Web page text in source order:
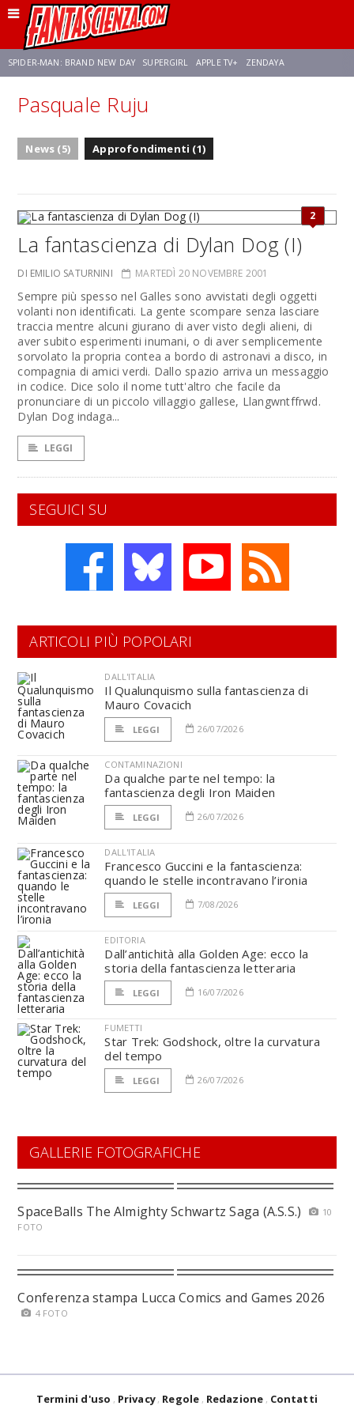
SPIDER-MAN: BRAND NEW DAY SUPERGIRL APPLE TV+ ZENDAYA
FRANCO RICCIARDIELLO AVENGERS: DOOMSDAY
Pasquale Ruju
News (5) Approfondimenti (1)
2
La fantascienza di Dylan Dog (I)
DI EMILIO SATURNINI MARTEDÌ 20 NOVEMBRE 2001
Sempre più spesso nel Galles sono avvistati degli oggetti
volanti non identificati. La gente scompare senza lasciare
traccia mentre alcuni giurano di aver visto degli alieni, di
aver subito esperimenti inumani, o di aver semplicemente
sorvolato la propria contea a bordo di astronavi a disco, in
compagnia di amici verdi. Dallo spazio arriva un messaggio
in codice. Dice solo il nome tutt'altro che facile da
pronunciare di un piccolo villaggio gallese, Llangwntffrwd.
Dylan Dog indaga...
LEGGI
SEGUICI SU
ARTICOLI PIÙ POPOLARI
DALL'ITALIA
Il Qualunquismo sulla fantascienza di
Mauro Covacich
LEGGI 26/07/2026
CONTAMINAZIONI
Da qualche parte nel tempo: la
fantascienza degli Iron Maiden
LEGGI 26/07/2026
DALL'ITALIA
Francesco Guccini e la fantascienza:
quando le stelle incontravano l’ironia
LEGGI 7/08/2026
EDITORIA
Dall’antichità alla Golden Age: ecco la
storia della fantascienza letteraria
LEGGI 16/07/2026
FUMETTI
Star Trek: Godshock, oltre la curvatura
del tempo
LEGGI 26/07/2026
GALLERIE FOTOGRAFICHE
SpaceBalls The Almighty Schwartz Saga (A.S.S.)
10
FOTO
Conferenza stampa Lucca Comics and Games 2026
4 FOTO
Termini d'uso Privacy Regole Redazione Contatti